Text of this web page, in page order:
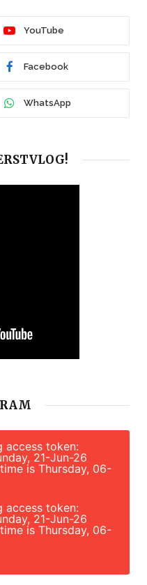
YouTube
Facebook
WhatsApp
access token:
21-Jun-26
is Thursday, 06-
access token:
21-Jun-26
is Thursday, 06-